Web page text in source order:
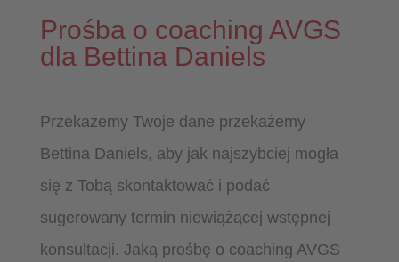
Prośba o coaching AVGS
dla Bettina Daniels
Przekażemy Twoje dane przekażemy
Bettina Daniels, aby jak najszybciej mogła
się z Tobą skontaktować i podać
sugerowany termin niewiążącej wstępnej
konsultacji. Jaką prośbę o coaching AVGS